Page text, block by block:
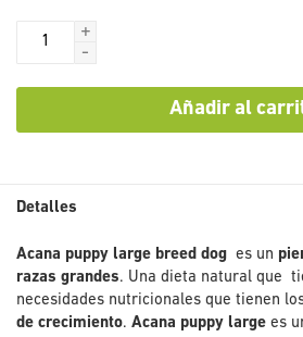
+
-
Añadir al
Detalles
Acana puppy large breed dog es un
razas grandes. Una dieta natural que
necesidades nutricionales que tienen
de crecimiento. Acana puppy large es